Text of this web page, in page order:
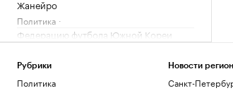
Жанейро
Политика
Федерацию футбола Южной Кореи
обвинили в оплате интимных услуг для
Спорт
Reuters сообщил о поставках топлива
Рубрики
Политика
Новости
Санкт-